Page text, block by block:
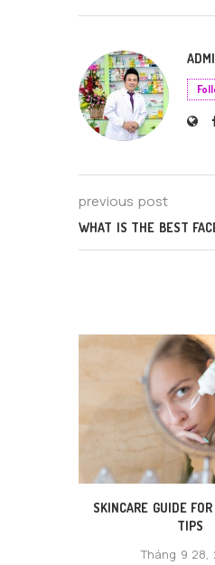
previous post
WHAT IS THE BEST
SKINCARE GUIDE
TIPS
Tháng 9 28,